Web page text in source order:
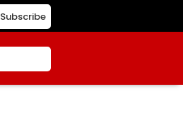
Subscribe